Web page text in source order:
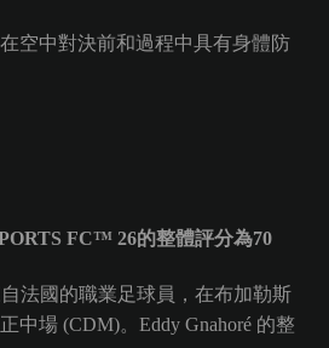
空中對決前和過程中具有身體防
FC™ 26的整體評分為70
自法國的職業足球員，在布加勒斯
中場 (CDM)。Eddy Gnahoré 的整